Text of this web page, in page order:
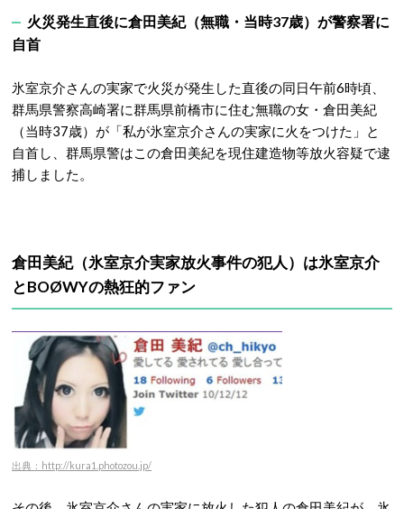
火災発生直後に倉田美紀（無職・当時37歳）が警察署に
自首
氷室京介さんの実家で火災が発生した直後の同日午前6時頃、
群馬県警察高崎署に群馬県前橋市に住む無職の女・倉田美紀
（当時37歳）が「私が氷室京介さんの実家に火をつけた」と
自首し、群馬県警はこの倉田美紀を現住建造物等放火容疑で逮
捕しました。
倉田美紀（氷室京介実家放火事件の犯人）は氷室京介
とBOØWYの熱狂的ファン
出典：http://kura1.photozou.jp/